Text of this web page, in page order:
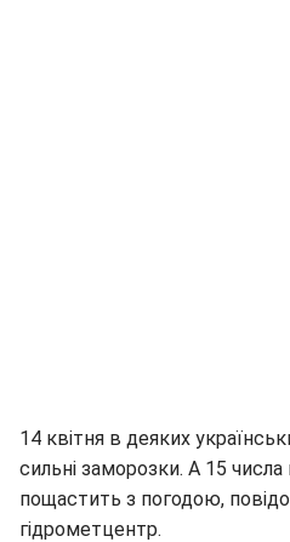
14 квітня в деяких
сильні заморозки. А 15
пощастить з погодою,
гідрометцентр.